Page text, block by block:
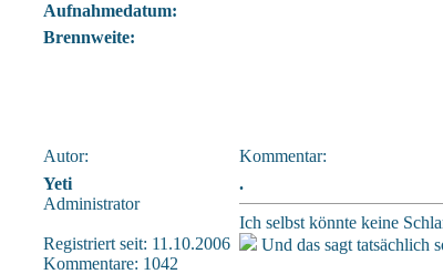
Aufnahmedatum:
Brennweite:
Autor:
Kommentar:
Yeti
Administrator
Registriert seit: 11.10.2006
Kommentare: 1042
.
Ich selbst könnte keine
Und das sagt tatsächlich